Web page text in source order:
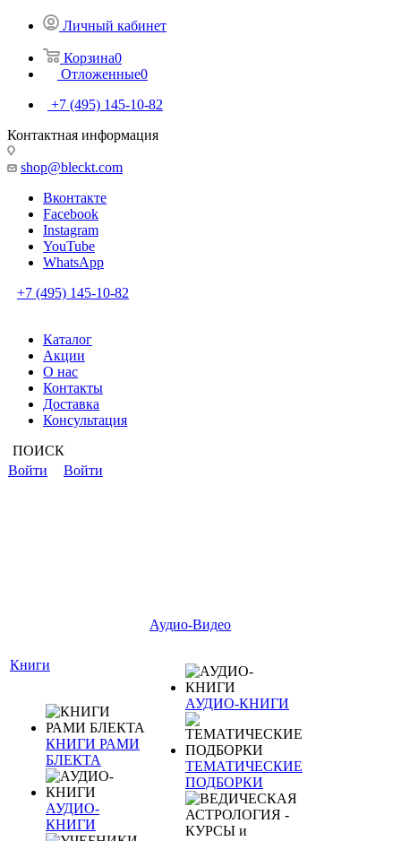
Личный кабинет
Корзина0
Отложенные0
+7 (495) 145-10-82
Контактная информация
shop@bleckt.com
Вконтакте
Facebook
Instagram
YouTube
WhatsApp
+7 (495) 145-10-82
Каталог
Акции
О нас
Контакты
Доставка
Консультация
ПОИСК
Войти
Войти
Книги
КНИГИ РАМИ
БЛЕКТА
АУДИО-
КНИГИ
Аудио-Видео
АУДИО-КНИГИ
ТЕМАТИЧЕСКИЕ
ПОДБОРКИ